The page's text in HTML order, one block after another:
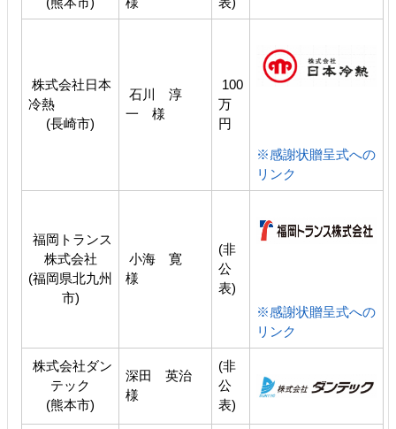
株式会社日本
冷熱
(長崎市)
石川 淳
一 様
100
万
円
※感謝状贈呈式への
リンク
福岡トランス
株式会社
(福岡県北九州
市)
小海 寛
様
(非
公
表)
※感謝状贈呈式への
リンク
株式会社ダン
テック
(熊本市)
深田 英治
様
(非
公
表)